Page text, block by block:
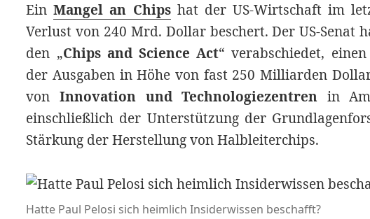
Ein Mangel an Chipshat der US-Wirtschaft im
Verlust von 240 Mrd. Dollar beschert. Der US-Senat
den „Chips and Science Act“ verabschiedet,
der Ausgaben in Höhe von fast 250 Milliarden
von Innovation und Technologiezentren in
einschließlich der Unterstützung der
Stärkung der Herstellung von Halbleiterchips.
Hatte Paul Pelosi sich heimlich Insiderwissen beschafft?